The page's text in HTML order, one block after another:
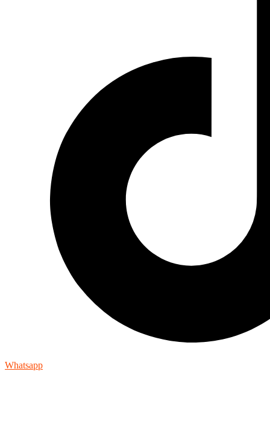
Whatsapp